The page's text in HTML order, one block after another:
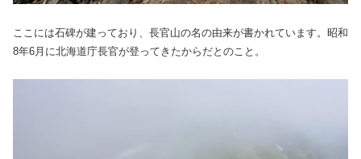
ここには石碑が建っており、長官山の名の由来が書かれています。昭和
8年6月に北海道庁長官が登ってきたからだとのこと。